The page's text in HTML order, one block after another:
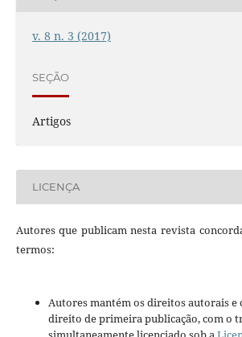
v. 8 n. 3 (2017)
SEÇÃO
Artigos
LICENÇA
Autores que publicam nesta revista
termos:
Autores mantém os direitos autorais e
direito de primeira publicação, com o